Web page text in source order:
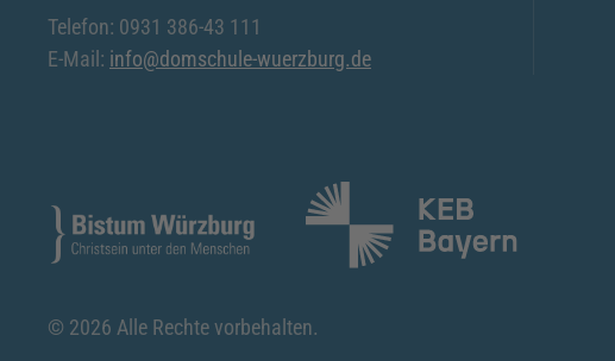
Telefon: 0931 386-43 111
E-Mail: info@domschule-wuerzburg.de
© 2026 Alle Rechte vorbehalten.